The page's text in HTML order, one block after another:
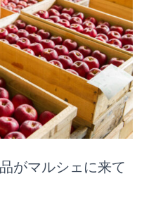
がマルシェに来て